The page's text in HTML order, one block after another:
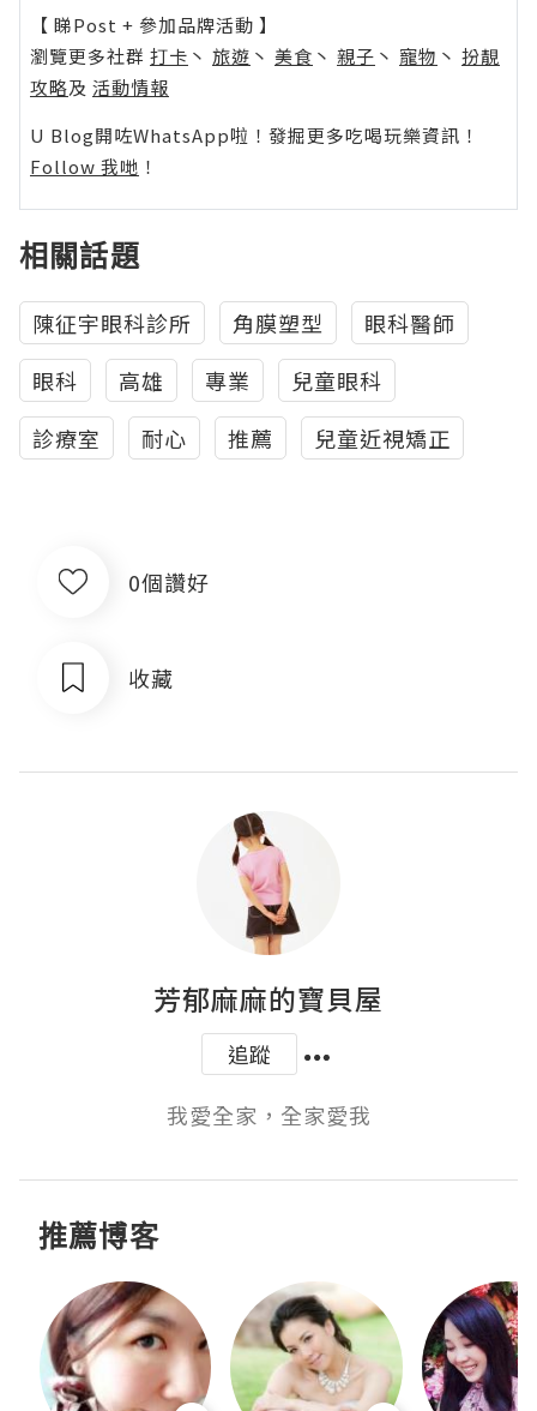
【 睇Post + 參加品牌活動 】
瀏覽更多社群 打卡 丶 旅遊 丶 美食 丶 親子 丶 寵物 丶 扮靚
攻略及 活動情報
U Blog開咗WhatsApp啦！發掘更多吃喝玩樂資訊！
Follow 我哋 ！
相關話題
陳征宇眼科診所 角膜塑型
眼科醫師
眼科
高雄 專業
兒童眼科
診療室
耐心 推薦 兒童近視矯正
0個讚好
收藏
芳郁麻麻的寶貝屋
追蹤
我愛全家，全家愛我
推薦博客